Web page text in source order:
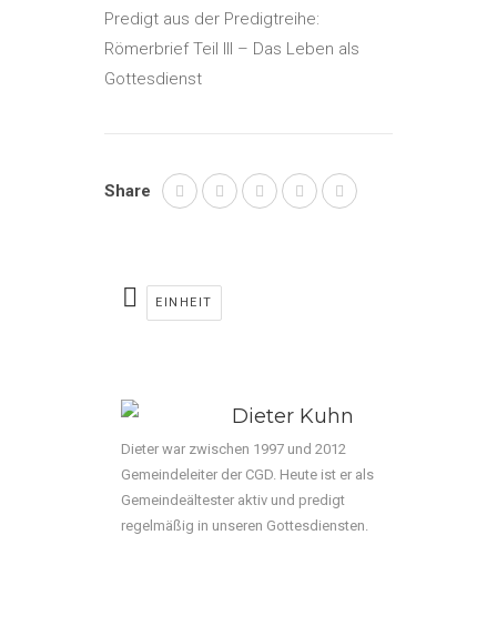
Predigt aus der Predigtreihe:
Römerbrief Teil III – Das Leben als
Gottesdienst
Share
EINHEIT
Dieter Kuhn
Dieter war zwischen 1997 und 2012
Gemeindeleiter der CGD. Heute ist er als
Gemeindeältester aktiv und predigt
regelmäßig in unseren Gottesdiensten.